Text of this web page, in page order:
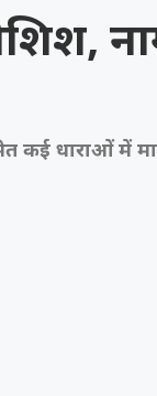
कई धाराओं में